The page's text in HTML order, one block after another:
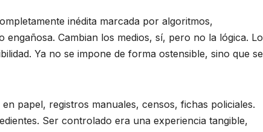
inédita marcada por algoritmos,
Cambian los medios, sí, pero no la lógica. Lo
Ya no se impone de forma ostensible, sino que se
papel, registros manuales, censos, fichas policiales.
Ser controlado era una experiencia tangible,